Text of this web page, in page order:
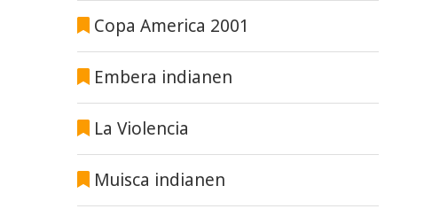
Copa America 2001
Embera indianen
La Violencia
Muisca indianen